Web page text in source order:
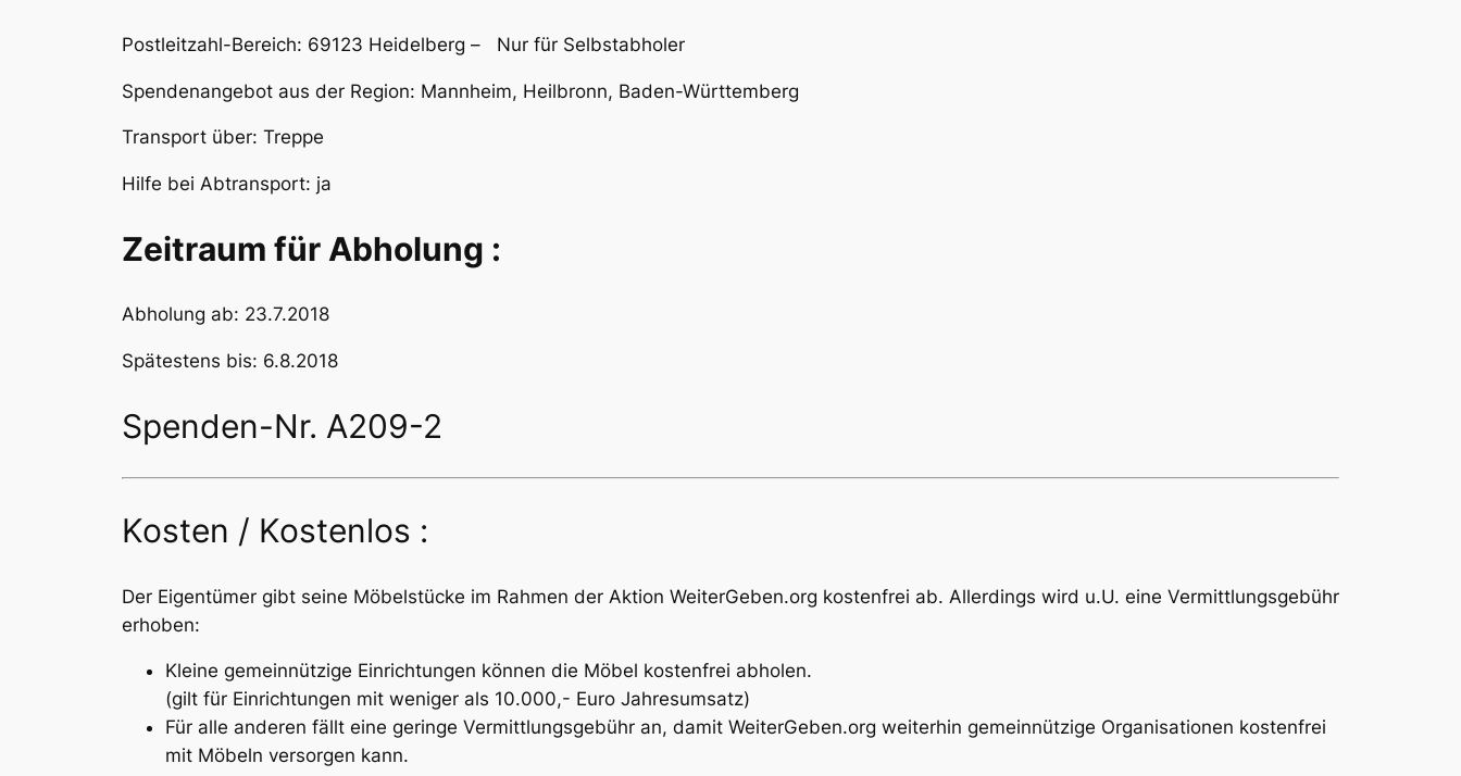
Postleitzahl-Bereich: 69123 Heidelberg – Nur für Selbstabholer
Spendenangebot aus der Region: Mannheim, Heilbronn, Baden-Württemberg
Transport über: Treppe
Hilfe bei Abtransport: ja
Zeitraum für Abholung :
Abholung ab: 23.7.2018
Spätestens bis: 6.8.2018
Spenden-Nr. A209-2
Kosten / Kostenlos :
Der Eigentümer gibt seine Möbelstücke im Rahmen der Aktion WeiterGeben.org kostenfrei ab. Allerdings wird u.U. eine Vermittlungsgebühr
erhoben:
Kleine gemeinnützige Einrichtungen können die Möbel kostenfrei abholen.
(gilt für Einrichtungen mit weniger als 10.000,- Euro Jahresumsatz)
Für alle anderen fällt eine geringe Vermittlungsgebühr an, damit WeiterGeben.org weiterhin gemeinnützige Organisationen kostenfrei
mit Möbeln versorgen kann.